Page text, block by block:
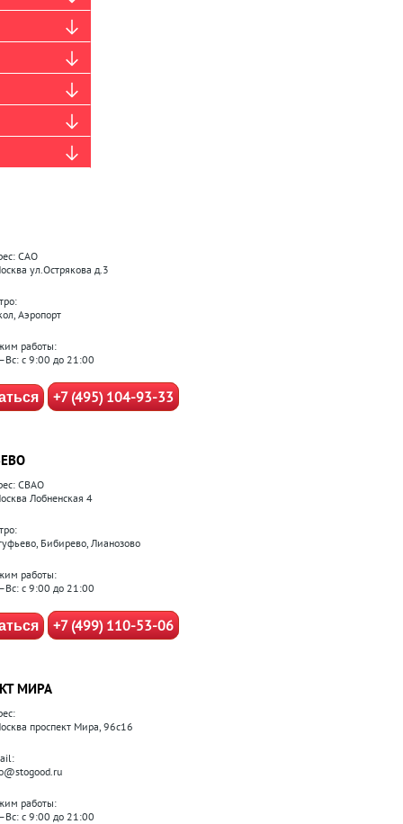
САО
ул.Острякова д.3
Аэропорт
работы:
с 9:00 до 21:00
+7 (495) 104-93-33
СВАО
Лобненская 4
Бибирево, Лианозово
работы:
с 9:00 до 21:00
+7 (499) 110-53-06
МИРА
проспект Мира, 96с16
работы:
с 9:00 до 21:00